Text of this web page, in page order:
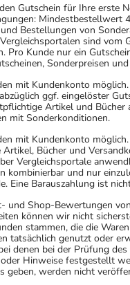
Gutschein für Ihre erste
Mindestbestellwert
Bestellungen von
sind vom
Pro Kunde nur ein
Sonderpreisen
mit Kundenkonto
ggf. eingelöster
Artikel und
mit Sonderkonditionen.
mit Kundenkonto
Artikel, Bücher und
Vergleichsportale
kombinierbar und nur
Eine Barauszahlung ist
und Shop-Bewertungen
können wir nicht
stammen, die die
tatsächlich genutzt oder
denen bei der Prüfung
Hinweise festgestellt
geben, werden nicht